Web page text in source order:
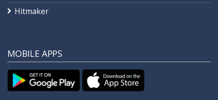
Hitmaker
MOBILE APPS